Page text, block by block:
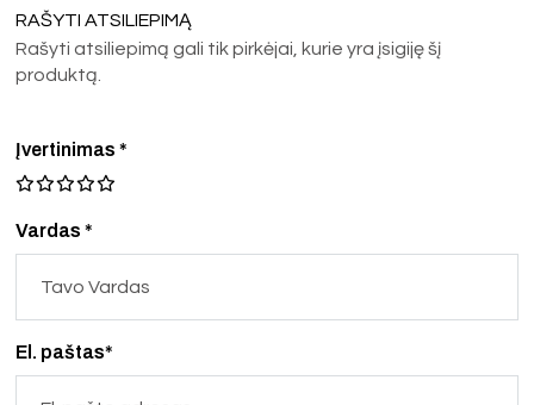
RAŠYTI ATSILIEPIMĄ
Rašyti atsiliepimą gali tik pirkėjai, kurie yra įsigiję šį
produktą.
Vardas *
El. paštas*
Įvertinimas*